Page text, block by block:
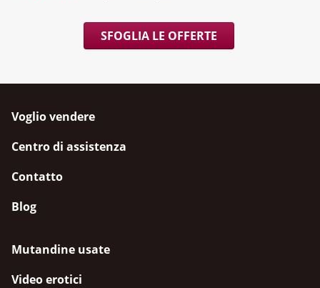
SFOGLIA LE OFFERTE
Voglio vendere
Centro di assistenza
Contatto
Blog
Mutandine usate
Video erotici